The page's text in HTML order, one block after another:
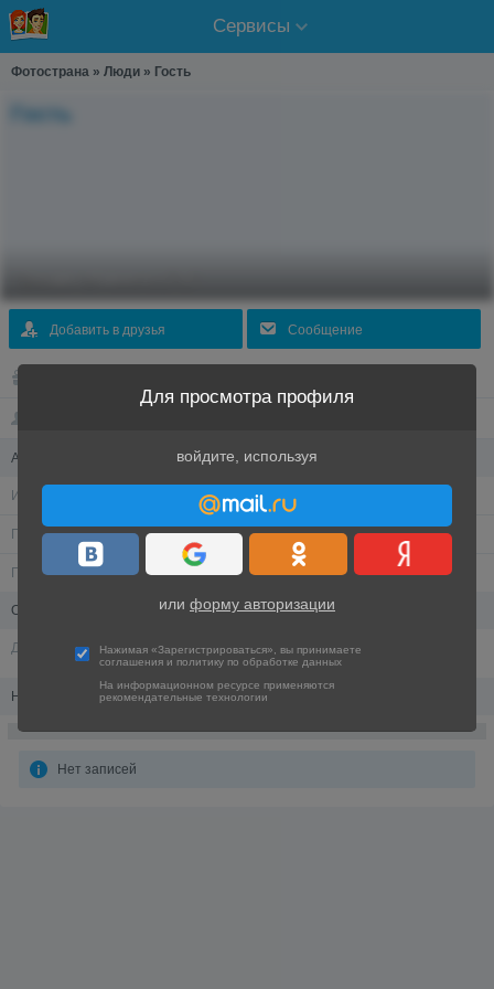
Сервисы
Для просмотра профиля
войдите, используя
Войти через Mail.ru
или форму авторизации
Нажимая «Зарегистрироваться», вы принимаете
соглашения и политику по обработке данных
На информационном ресурсе применяются
рекомендательные технологии
Фотострана » Люди » Гость
Гость
Добавить в друзья Cообщение
Анкета
Имя
Пол Мужской
Город Анонимландия,Скрытенбург
Обо мне
День рождения 1 января 1983 (Козерог),43 года
Новости пользователя
Нет записей